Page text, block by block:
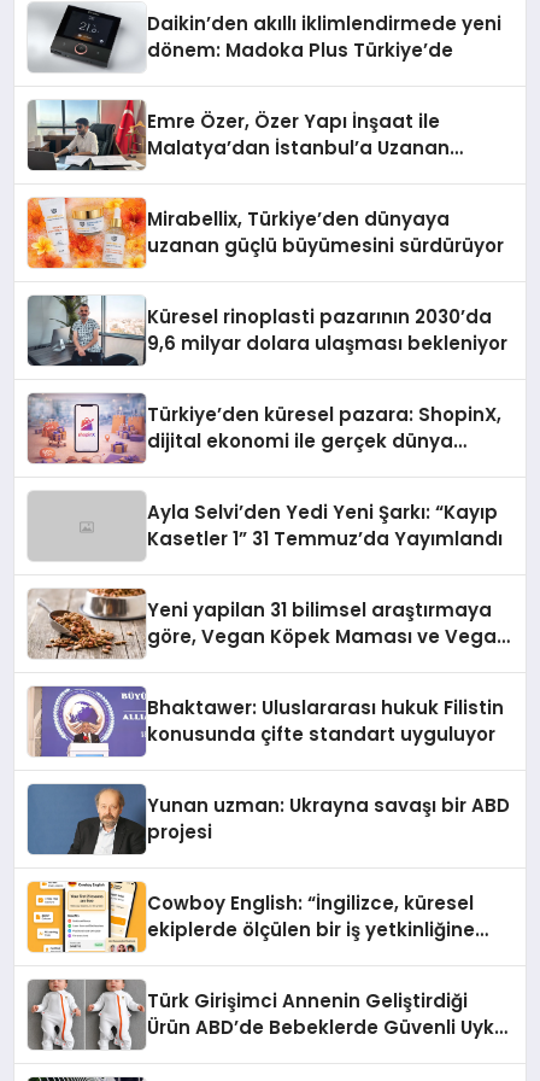
Daikin’den akıllı iklimlendirmede yeni
dönem: Madoka Plus Türkiye’de
Emre Özer, Özer Yapı İnşaat ile
Malatya’dan İstanbul’a Uzanan
Mirabellix, Türkiye’den dünyaya
uzanan güçlü büyümesini sürdürüyor
Küresel rinoplasti pazarının 2030’da
9,6 milyar dolara ulaşması bekleniyor
Türkiye’den küresel pazara: ShopinX,
dijital ekonomi ile gerçek dünya
Ayla Selvi’den Yedi Yeni Şarkı: “Kayıp
Kasetler 1” 31 Temmuz’da Yayımlandı
Yeni yapilan 31 bilimsel araştırmaya
göre, Vegan Köpek Maması ve Vegan
Bhaktawer: Uluslararası hukuk Filistin
konusunda çifte standart uyguluyor
Yunan uzman: Ukrayna savaşı bir ABD
projesi
Cowboy English: “İngilizce, küresel
ekiplerde ölçülen bir iş yetkinliğine
Türk Girişimci Annenin Geliştirdiği
Ürün ABD’de Bebeklerde Güvenli Uyku